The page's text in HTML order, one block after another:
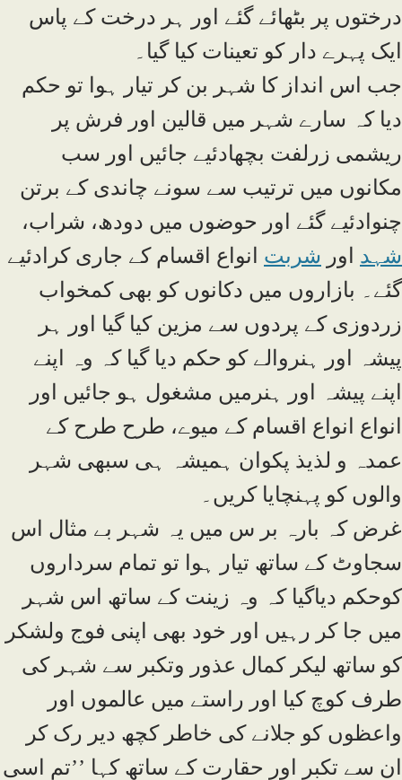
درختوں پر بٹھائے گئے اور ہر درخت کے پاس
ایک پہرے دار کو تعینات کیا گیا۔
جب اس انداز کا شہر بن کر تیار ہوا تو حکم
دیا کہ سارے شہر میں قالین اور فرش پر
ریشمی زرلفت بچھادئیے جائیں اور سب
مکانوں میں ترتیب سے سونے چاندی کے برتن
چنوادئیے گئے اور حوضوں میں دودھ، شراب،
شہد اور شربت انواع اقسام کے جاری کرادئیے
گئے۔ بازاروں میں دکانوں کو بھی کمخواب
زردوزی کے پردوں سے مزین کیا گیا اور ہر
پیشہ اور ہنروالے کو حکم دیا گیا کہ وہ اپنے
اپنے پیشہ اور ہنرمیں مشغول ہو جائیں اور
انواع انواع اقسام کے میوے، طرح طرح کے
عمدہ و لذیذ پکوان ہمیشہ ہی سبھی شہر
والوں کو پہنچایا کریں۔
غرض کہ بارہ بر س میں یہ شہر بے مثال اس
سجاوٹ کے ساتھ تیار ہوا تو تمام سرداروں
کوحکم دیاگیا کہ وہ زینت کے ساتھ اس شہر
میں جا کر رہیں اور خود بھی اپنی فوج ولشکر
کو ساتھ لیکر کمال عذور وتکبر سے شہر کی
طرف کوچ کیا اور راستے میں عالموں اور
واعظوں کو جلانے کی خاطر کچھ دیر رک کر
ان سے تکبر اور حقارت کے ساتھ کہا ’’تم اسی